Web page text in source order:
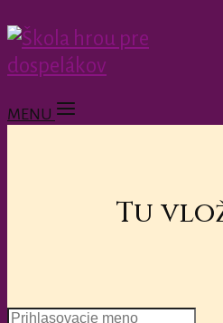
MENU
Tu